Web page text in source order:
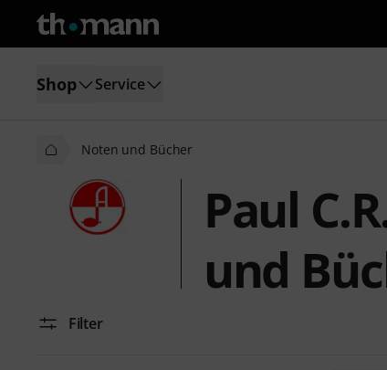
Shop Service
Noten und Bücher
Paul
und
Filter